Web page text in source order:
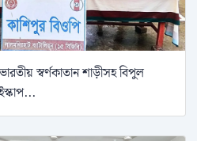
স্বর্ণকাতান শাড়ীসহ বিপুল